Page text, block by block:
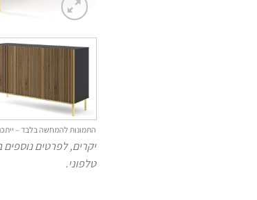
התמונות להמחשה בלבד –
יקרים, לפרטים
טלפוני.